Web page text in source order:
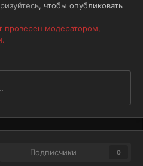
, чтобы опубликовать
проверен модератором,
Подписчики 0